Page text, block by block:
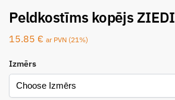
Peldkostīms kopējs ZIEDI
15.85 € ar PVN (21%)
Izmērs